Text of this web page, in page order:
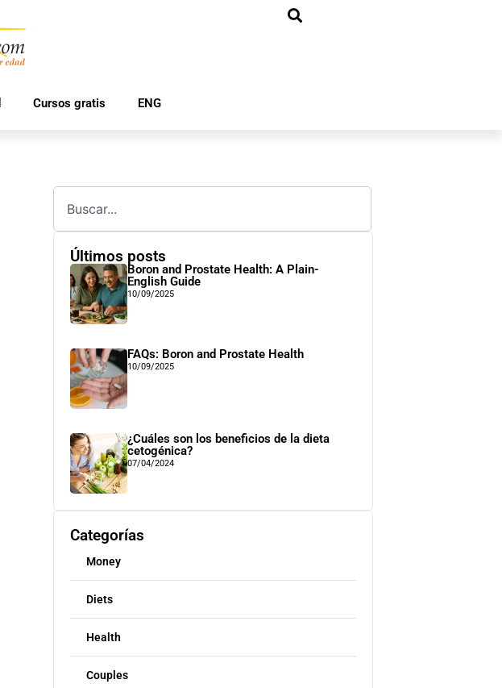
Cursos gratis ENG
Últimos posts
Boron and Prostate Health: A Plain-
English Guide
10/09/2025
FAQs: Boron and Prostate Health
10/09/2025
¿Cuáles son los beneficios de la dieta
cetogénica?
07/04/2024
Categorías
Money
Diets
Health
Couples